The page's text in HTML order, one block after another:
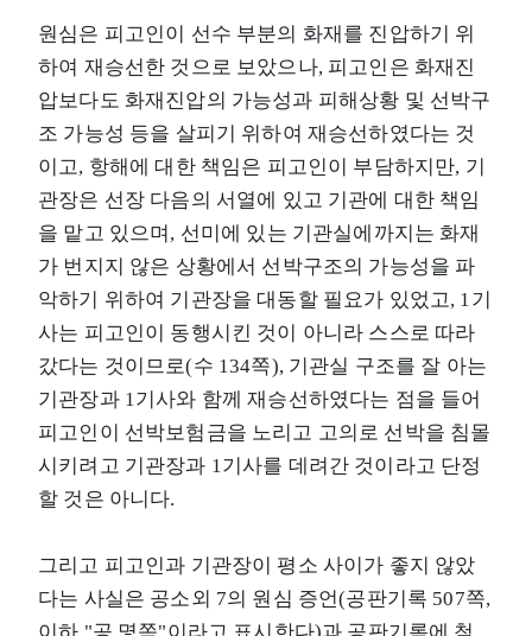
원심은 피고인이 선수 부분의 화재를 진압하기 위
하여 재승선한 것으로 보았으나, 피고인은 화재진
압보다도 화재진압의 가능성과 피해상황 및 선박구
조 가능성 등을 살피기 위하여 재승선하였다는 것
이고, 항해에 대한 책임은 피고인이 부담하지만, 기
관장은 선장 다음의 서열에 있고 기관에 대한 책임
을 맡고 있으며, 선미에 있는 기관실에까지는 화재
가 번지지 않은 상황에서 선박구조의 가능성을 파
악하기 위하여 기관장을 대동할 필요가 있었고, 1기
사는 피고인이 동행시킨 것이 아니라 스스로 따라
갔다는 것이므로(수 134쪽), 기관실 구조를 잘 아는
기관장과 1기사와 함께 재승선하였다는 점을 들어
피고인이 선박보험금을 노리고 고의로 선박을 침몰
시키려고 기관장과 1기사를 데려간 것이라고 단정
할 것은 아니다.
그리고 피고인과 기관장이 평소 사이가 좋지 않았
다는 사실은 공소외 7의 원심 증언(공판기록 507쪽,
이하 "공 몇쪽"이라고 표시한다)과 공판기록에 첨